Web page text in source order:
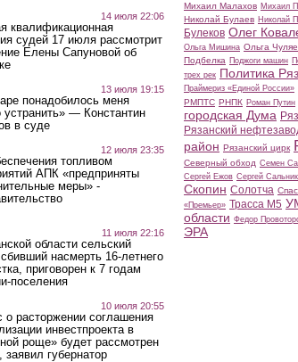
14 июля 22:06
квалификационная
судей 17 июля рассмотрит
Елены Сапуновой об
13 июля 19:15
понадобилось меня
устранить» — Константин
в суде
12 июля 23:35
топливом
АПК «предприняты
меры» -
11 июля 22:16
области сельский
насмерть 16-летнего
приговорен к 7 годам
поселения
10 июля 20:55
о расторжении соглашения
инвестпроекта в
роще» будет рассмотрен
заявил губернатор
Михаил Малахов Михаил
Николай Булаев Николай
Булеков Олег
Ольга Мишина Ольга
Подбелка Поджоги машин
трех рек Политика
Праймериз «Единой России»
РМПТС РНПК Роман Путин
городская Дума
Рязанский
район Рязанский цирк
Северный обход Семен
Сергей Ежов Сергей
Скопин Солотча
«Премьер» Трасса М5
области Федор
ЭРА